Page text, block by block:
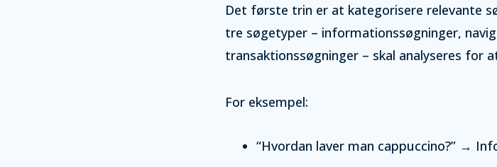
Det første trin er at kategorisere relevante
tre søgetyper – informationssøgninger,
transaktionssøgninger – skal analyseres for
For eksempel:
“Hvordan laver man cappuccino?” →